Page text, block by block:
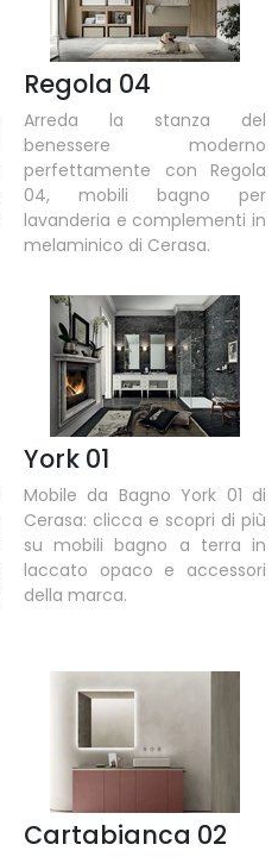
Regola 04
Arreda la stanza del
benessere moderno
perfettamente con Regola
04, mobili bagno per
lavanderia e complementi in
melaminico di Cerasa.
York 01
Mobile da Bagno York 01 di
Cerasa: clicca e scopri di più
su mobili bagno a terra in
laccato opaco e accessori
della marca.
Cartabianca 02